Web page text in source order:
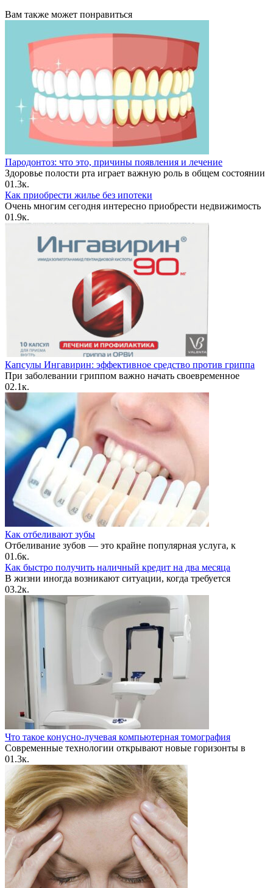
Вам также может понравиться
Пародонтоз: что это, причины появления и лечение
Здоровье полости рта играет важную роль в общем состоянии
01.3к.
Как приобрести жилье без ипотеки
Очень многим сегодня интересно приобрести недвижимость
01.9к.
Капсулы Ингавирин: эффективное средство против гриппа
При заболевании гриппом важно начать своевременное
02.1к.
Как отбеливают зубы
Отбеливание зубов — это крайне популярная услуга, к
01.6к.
Как быстро получить наличный кредит на два месяца
В жизни иногда возникают ситуации, когда требуется
03.2к.
Что такое конусно-лучевая компьютерная томография
Современные технологии открывают новые горизонты в
01.3к.